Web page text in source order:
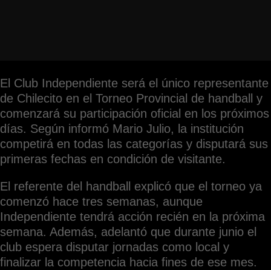
El Club Independiente será el único representante
de Chilecito en el Torneo Provincial de handball y
comenzará su participación oficial en los próximos
días. Según informó Mario Julio, la institución
competirá en todas las categorías y disputará sus
primeras fechas en condición de visitante.
El referente del handball explicó que el torneo ya
comenzó hace tres semanas, aunque
Independiente tendrá acción recién en la próxima
semana. Además, adelantó que durante junio el
club espera disputar jornadas como local y
finalizar la competencia hacia fines de ese mes.